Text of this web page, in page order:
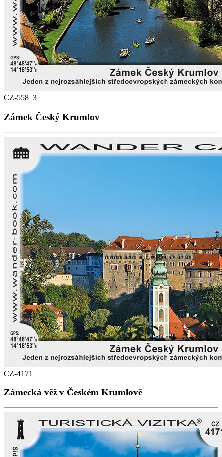
CZ-558_3
Zámek Český Krumlov
CZ-4171
Zámecká věž v Českém Krumlově